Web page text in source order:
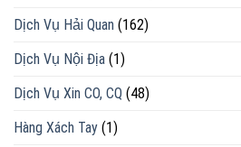
Dịch Vụ Hải Quan (162)
Dịch Vụ Nội Địa (1)
Dịch Vụ Xin CO, CQ (48)
Hàng Xách Tay (1)